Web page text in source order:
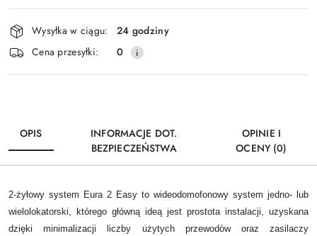
Wyślij
Dostępność
i
dostawa
Wysyłka w ciągu:
24 godziny
Cena przesyłki:
0
OPIS
INFORMACJE DOT.
BEZPIECZEŃSTWA
OPINIE I
OCENY (0)
2-żyłowy system Eura 2 Easy to wideodomofonowy system jedno- lub
wielolokatorski, którego główną ideą jest prostota instalacji, uzyskana
dzięki minimalizacji liczby użytych przewodów oraz zasilaczy